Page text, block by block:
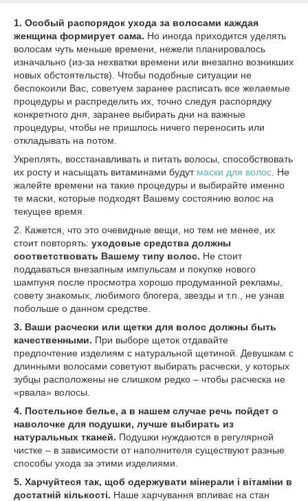
1. Особый распорядок ухода за волосами каждая
женщина формирует сама. Но иногда приходится уделять
волосам чуть меньше времени, нежели планировалось
изначально (из-за нехватки времени или внезапно возникших
новых обстоятельств). Чтобы подобные ситуации не
беспокоили Вас, советуем заранее расписать все желаемые
процедуры и распределить их, точно следуя распорядку
конкретного дня, заранее выбирать дни на важные
процедуры, чтобы не пришлось ничего переносить или
откладывать на потом.
Укреплять, восстанавливать и питать волосы, способствовать
их росту и насыщать витаминами будут маски для волос . Не
жалейте времени на такие процедуры и выбирайте именно
те маски, которые подходят Вашему состоянию волос на
текущее время.
2. Кажется, что это очевидные вещи, но тем не менее, их
стоит повторять: уходовые средства должны
соответствовать Вашему типу волос. Не стоит
поддаваться внезапным импульсам и покупке нового
шампуня после просмотра хорошо продуманной рекламы,
совету знакомых, любимого блогера, звезды и т.п., не узнав
побольше о данном средстве.
3. Ваши расчески или щетки для волос должны быть
качественными. При выборе щеток отдавайте
предпочтение изделиям с натуральной щетиной. Девушкам с
длинными волосами советуют выбирать расчески, у которых
зубцы расположены не слишком редко – чтобы расческа не
«рвала» волосы.
4. Постельное белье, а в нашем случае речь пойдет о
наволочке для подушки, лучше выбирать из
натуральных тканей. Подушки нуждаются в регулярной
чистке – в зависимости от наполнителя существуют разные
способы ухода за этими изделиями.
5. Харчуйтеся так, щоб одержувати мінерали і вітаміни в
достатній кількості. Наше харчування впливає на стан